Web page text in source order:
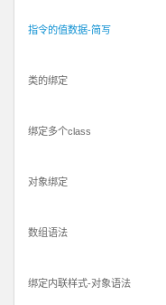
指令的值数据-简写
类的绑定
绑定多个class
对象绑定
数组语法
绑定内联样式-对象语法